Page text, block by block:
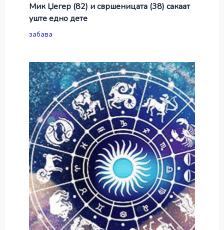
Мик Џегер (82) и свршеницата (38) сакаат
уште едно дете
забава